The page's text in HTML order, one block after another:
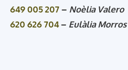
649 005 207– Noèlia Valero
620 626 704– Eulàlia Morros